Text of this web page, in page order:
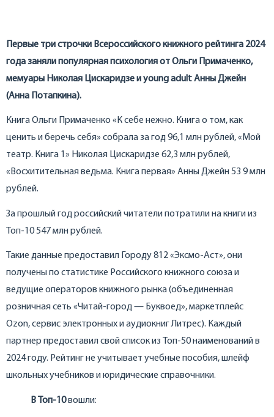
Первые три строчки Всероссийского книжного рейтинга 2024
года заняли популярная психология от Ольги Примаченко,
мемуары Николая Цискаридзе и young adult Анны Джейн
(Анна Потапкина).
Книга Ольги Примаченко «К себе нежно. Книга о том, как
ценить и беречь себя» собрала за год 96,1 млн рублей, «Мой
театр. Книга 1» Николая Цискаридзе 62,3 млн рублей,
«Восхитительная ведьма. Книга первая» Анны Джейн 53 9 млн
рублей.
За прошлый год российский читатели потратили на книги из
Топ-10 547 млн рублей.
Такие данные предоставил Городу 812 «Эксмо-Аст», они
получены по статистике Российского книжного союза и
ведущие операторов книжного рынка (объединенная
розничная сеть «Читай-город — Буквоед», маркетплейс
Ozon, сервис электронных и аудиокниг Литрес). Каждый
партнер предоставил свой список из Топ-50 наименований в
2024 году. Рейтинг не учитывает учебные пособия, шлейф
школьных учебников и юридические справочники.
В Топ-10вошли: